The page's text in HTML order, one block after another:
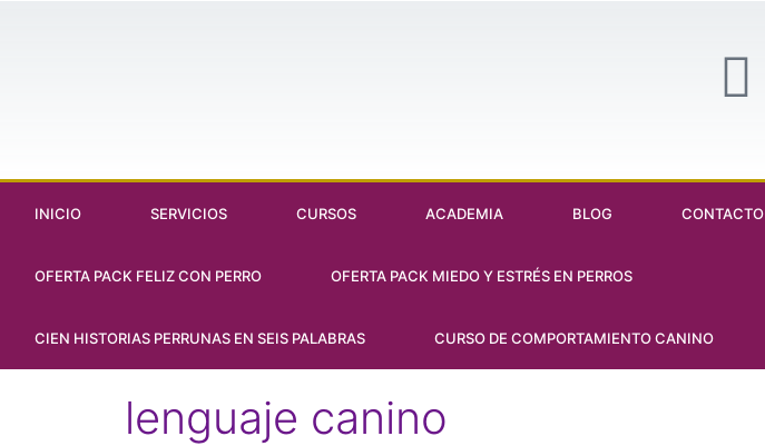
INICIO SERVICIOS CURSOS ACADEMIA BLOG CONTACTO
OFERTA PACK FELIZ CON PERRO OFERTA PACK MIEDO Y ESTRÉS EN PERROS
CIEN HISTORIAS PERRUNAS EN SEIS PALABRAS CURSO DE COMPORTAMIENTO CANINO
lenguaje canino